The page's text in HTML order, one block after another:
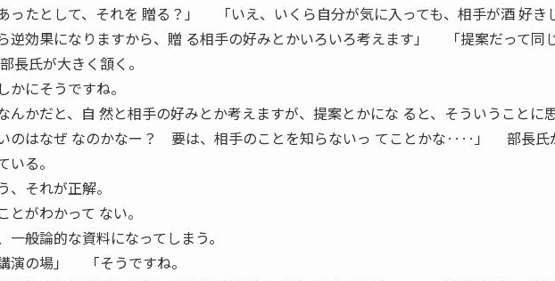
ったとして、それを 贈る？」 「いえ、いくら自分が気に入っても、相手が酒 好き
逆効果になりますから、贈 る相手の好みとかいろいろ考えます」 「提案だって同
氏が大きく頷く。
かにそうですね。
んかだと、自 然と相手の好みとか考えますが、提案とかにな ると、そういうことに
のはなぜ なのかなー？ 要は、相手のことを知らないっ てことかな‥‥」 部長氏
いる。
、それが正解。
とがわかって ない。
一般論的な資料になってしまう。
演の場」 「そうですね。